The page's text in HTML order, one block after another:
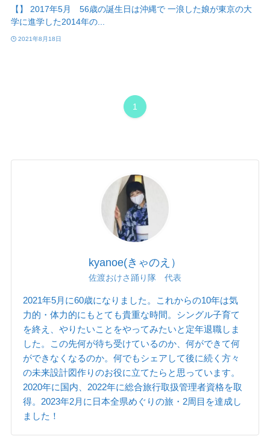
【】 2017年5月 56歳の誕生日は沖縄で 一浪した娘が東京の大
学に進学した2014年の...
2021年8月18日
1
kyanoe(きゃのえ）
佐渡おけさ踊り隊 代表
2021年5月に60歳になりました。これからの10年は気
力的・体力的にもとても貴重な時間。シングル子育て
を終え、やりたいことをやってみたいと定年退職しま
した。この先何が待ち受けているのか、何ができて何
ができなくなるのか。何でもシェアして後に続く方々
の未来設計図作りのお役に立てたらと思っています。
2020年に国内、2022年に総合旅行取扱管理者資格を取
得。2023年2月に日本全県めぐりの旅・2周目を達成し
ました！